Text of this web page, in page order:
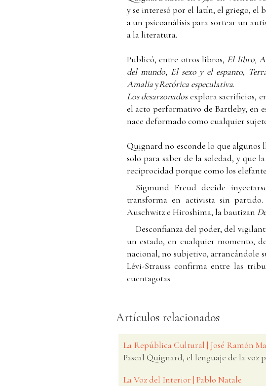
y se interesó por el latín, el griego, el
a un psicoanálisis para sortear un
a la literatura.
Publicó, entre otros libros, El libro,
del mundo, El sexo y el espanto,
AmaliayRetórica especulativa.
Los desarzonadosexplora sacrificios,
el acto performativo de Bartleby, en
nace deformado como cualquier
Quignard no esconde lo que algunos
solo para saber de la soledad, y que
reciprocidad porque como los
Sigmund Freud decide
transforma en activista sin
Auschwitz e Hiroshima, la bautizan
Desconfianza del poder, del
un estado, en cualquier momento,
nacional, no subjetivo, arrancándole
Lévi-Strauss confirma entre las
cuentagotas
Artículos relacionados
La República Cultural | José Ramón
Pascal Quignard, el lenguaje de la voz
La Voz del Interior | Pablo Natale